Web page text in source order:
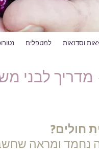
וסדנאות למטפלים
מדריך לבני
חולים?
זה נחמד ומראה